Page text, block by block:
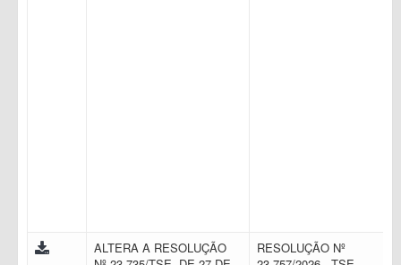
ALTERA A RESOLUÇÃO
RESOLUÇÃO Nº